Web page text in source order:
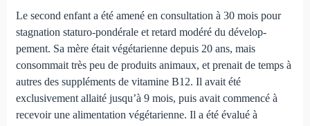
Le second enfant a été amené en consultation à 30 mois pour
stagnation staturo-pondérale et retard modéré du dévelop­
pement. Sa mère était végétarienne depuis 20 ans, mais
consommait très peu de produits animaux, et prenait de temps à
autres des suppléments de vitamine B12. Il avait été
exclusivement allaité jusqu’à 9 mois, puis avait commencé à
recevoir une alimenta­tion végétarienne. Il a été évalué à